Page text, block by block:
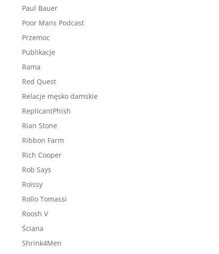
Paul Bauer
Poor Mans Podcast
Przemoc
Publikacje
Rama
Red Quest
Relacje męsko damskie
ReplicantPhish
Rian Stone
Ribbon Farm
Rich Cooper
Rob Says
Roissy
Rollo Tomassi
Roosh V
Ściana
Shrink4Men